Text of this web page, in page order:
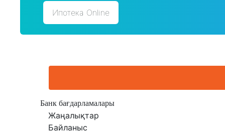
Ипотека Online
Банк бағдарламалары
Жаңалықтар
Байланыс